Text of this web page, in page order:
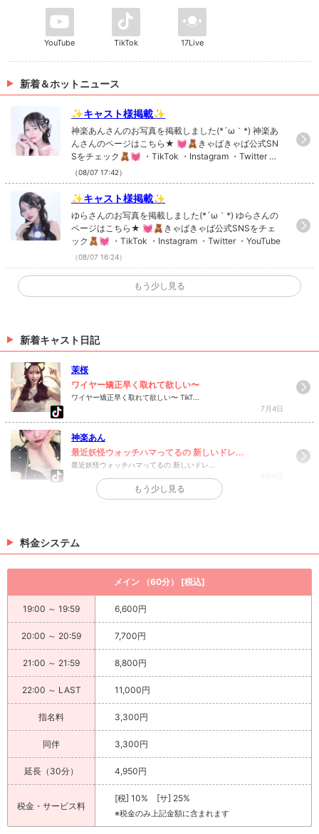
お寿司
Q. 欲しいものは？
バック
Q. お気に入りのブランドは？
シャネル
Q. 幸せを感じる瞬間は？
美味しいご飯を食べてる時
Q. 好きなタイプの男性は？
優しくて、甘やかしてくれる人
Q. あなたは何フェチ？
Q. ついやってしまう癖は？
Q. 今一番ハマっている事は？
英会話
Q. 自分を動物に例えると？
ネコ
Q. 明日地球が最後です。何をしますか？
実家で家族と過ごす
YouTube TikTok 17Live
新着＆ホットニュース
✨キャスト様掲載✨
神楽あんさんのお写真を掲載しました(*´ω｀*) 神楽あ
んさんのページはこちら★ 💓🧸きゃばきゃば公式SN
Sをチェック🧸💓 ・TikTok ・Instagram ・Twitter ・Y
ouTube
（08/07 17:42）
✨キャスト様掲載✨
ゆらさんのお写真を掲載しました(*´ω｀*) ゆらさんの
ページはこちら★ 💓🧸きゃばきゃば公式SNSをチェ
ック🧸💓 ・TikTok ・Instagram ・Twitter ・YouTube
（08/07 16:24）
✨キャスト様掲載✨
みかさんのお写真を掲載しました(*´ω｀*) みかさんの
（06/26 19:14）
✨キャスト様掲載✨
流川ららさん、白城 麗さんのお写真を掲載しました(*
´ω｀*) 流川ららさんのページはこちら★ 白城 麗さん
のページはこちら★ 💓🧸きゃばきゃば公式SNSをチ
ェック🧸💓 ・TikTok ・Instagram ・Twitter ・YouTu
be
> ホットニュース一覧を見る
もう少し見る
新着キャスト日記
茉桜
ワイヤー矯正早く取れて欲しい〜
ワイヤー矯正早く取れて欲しい〜 TikT...
7月4日
神楽あん
最近妖怪ウォッチハマってるの 新しいドレ...
最近妖怪ウォッチハマってるの 新しいドレ...
もう少し見る
料金システム
メイン （60分） [税込]
19:00 ～ 19:59 6,600円
20:00 ～ 20:59 7,700円
21:00 ～ 21:59 8,800円
22:00 ～ LAST 11,000円
指名料 3,300円
同伴 3,300円
延長（30分） 4,950円
税金・サービス料
[税] 10% [サ] 25%
※税金のみ上記金額に含まれます